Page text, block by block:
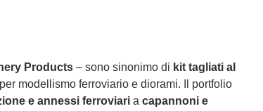
Products – sono sinonimo di kit tagliati al
per modellismo ferroviario e diorami. Il portfolio
e annessi ferroviari a capannoni e